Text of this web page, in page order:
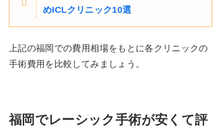
めICLクリニック10選
上記の福岡での費用相場をもとに各クリニックの
手術費用を比較してみましょう。
福岡でレーシック手術が安くて評